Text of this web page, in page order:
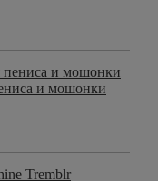
и мошонки